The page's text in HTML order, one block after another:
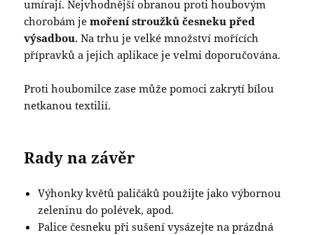
umírají. Nejvhodnější obranou proti houbovým
chorobám jemoření stroužků česneku před
výsadbou. Na trhu je velké množství mořících
přípravků a jejich aplikace je velmi doporučována.
Proti houbomilce zase může pomoci zakrytí bílou
netkanou textilií.
Rady na závěr
Výhonky květů paličáků použijte jako výbornou
zeleninu do polévek, apod.
Palice česneku při sušení vysázejte na prázdná